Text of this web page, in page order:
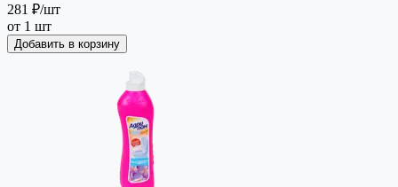
281 ₽/шт
от 1 шт
Добавить в корзину